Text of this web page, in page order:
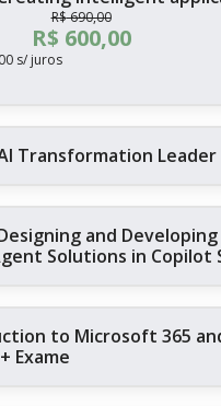
R$ 600,00
R$690,00
s/ juros
Transformation Leader
and Developing
Solutions in Copilot
to Microsoft 365
Exame